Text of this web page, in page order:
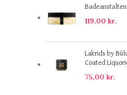
119,00 kr.
Lakrids by
Coated
75,00 kr.